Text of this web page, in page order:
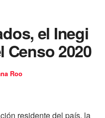
el Inegi
Censo 2020
Roo
residente del país, la